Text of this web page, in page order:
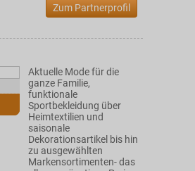
Zum Partnerprofil
Aktuelle Mode für die
ganze Familie,
funktionale
Sportbekleidung über
Heimtextilien und
saisonale
Dekorationsartikel bis hin
zu ausgewählten
Markensortimenten- das